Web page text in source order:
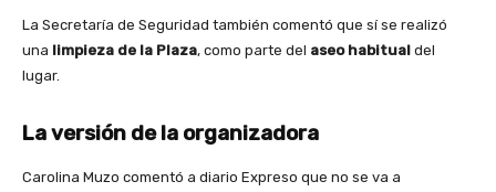
La Secretaría de Seguridad también comentó que sí se realizó
una limpieza de la Plaza, como parte del aseo habitual del
lugar.
La versión de la organizadora
Carolina Muzo comentó a diario Expreso que no se va a